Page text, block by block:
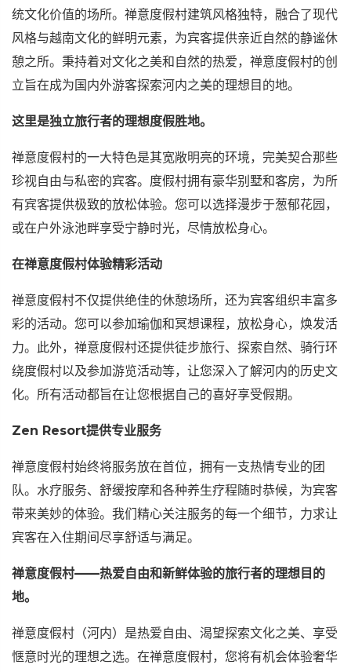
统文化价值的场所。禅意度假村建筑风格独特，融合了现代
风格与越南文化的鲜明元素，为宾客提供亲近自然的静谧休
憩之所。秉持着对文化之美和自然的热爱，禅意度假村的创
立旨在成为国内外游客探索河内之美的理想目的地。
这里是独立旅行者的理想度假胜地。
禅意度假村的一大特色是其宽敞明亮的环境，完美契合那些
珍视自由与私密的宾客。度假村拥有豪华别墅和客房，为所
有宾客提供极致的放松体验。您可以选择漫步于葱郁花园，
或在户外泳池畔享受宁静时光，尽情放松身心。
在禅意度假村体验精彩活动
禅意度假村不仅提供绝佳的休憩场所，还为宾客组织丰富多
彩的活动。您可以参加瑜伽和冥想课程，放松身心，焕发活
力。此外，禅意度假村还提供徒步旅行、探索自然、骑行环
绕度假村以及参加游览活动等，让您深入了解河内的历史文
化。所有活动都旨在让您根据自己的喜好享受假期。
Zen Resort提供专业服务
禅意度假村始终将服务放在首位，拥有一支热情专业的团
队。水疗服务、舒缓按摩和各种养生疗程随时恭候，为宾客
带来美妙的体验。我们精心关注服务的每一个细节，力求让
宾客在入住期间尽享舒适与满足。
禅意度假村——热爱自由和新鲜体验的旅行者的理想目的
地。
禅意度假村（河内）是热爱自由、渴望探索文化之美、享受
惬意时光的理想之选。在禅意度假村，您将有机会体验奢华